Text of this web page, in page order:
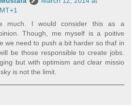
much. I would consider this as a
Though, me myself is a poitive
we need to push a bit harder so thaf in
be those responsible to create jobs.
but with optimism and clear missio
is not the limit.